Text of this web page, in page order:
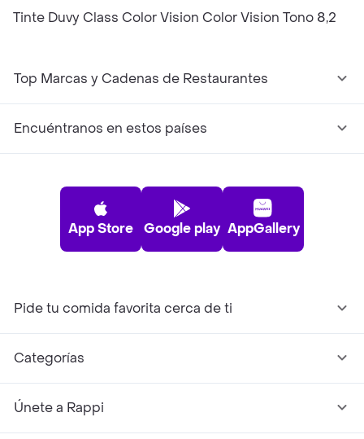
Tinte Duvy Class Color Vision Color Vision Tono 8,2
Top Marcas y Cadenas de Restaurantes
Encuéntranos en estos países
App Store Google play AppGallery
Pide tu comida favorita cerca de ti
Categorías
Únete a Rappi